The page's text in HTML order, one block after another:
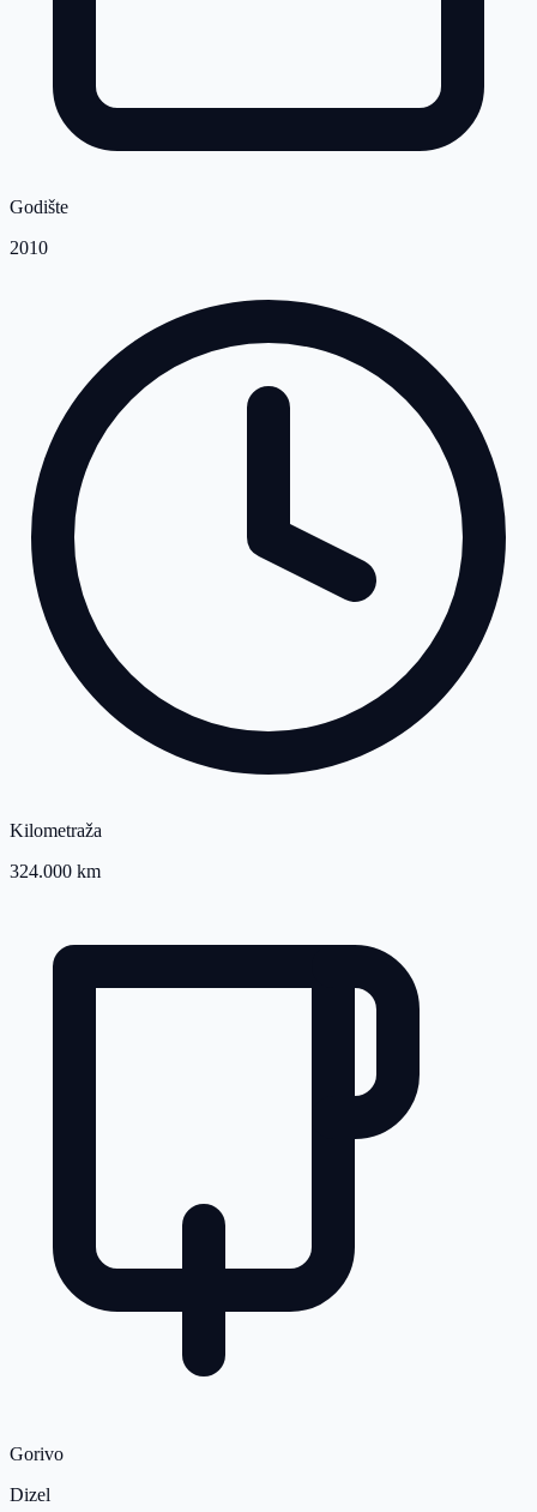
Godište
2010
Kilometraža
324.000 km
Gorivo
Dizel